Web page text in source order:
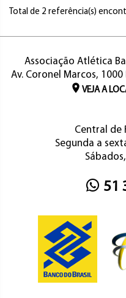
Total de 2 referência(s)
Associação Atlética
Av. Coronel Marcos,
VEJA A
Central de
Segunda a
51